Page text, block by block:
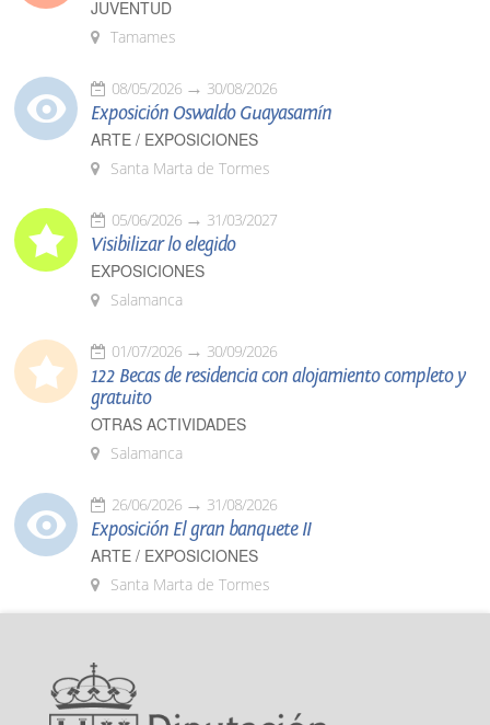
JUVENTUD
Tamames
08/05/2026 30/08/2026
Exposición Oswaldo Guayasamín
ARTE / EXPOSICIONES
Santa Marta de Tormes
05/06/2026 31/03/2027
Visibilizar lo elegido
EXPOSICIONES
Salamanca
01/07/2026 30/09/2026
122 Becas de residencia con alojamiento completo y
gratuito
OTRAS ACTIVIDADES
Salamanca
26/06/2026 31/08/2026
Exposición El gran banquete II
ARTE / EXPOSICIONES
Santa Marta de Tormes